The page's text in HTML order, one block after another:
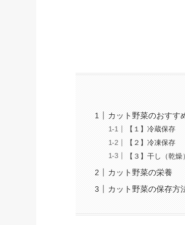
カット野菜のおすす
【１】冷蔵保存
【２】冷凍保存
【３】干し（乾
カット野菜の栄養
カット野菜の保存方